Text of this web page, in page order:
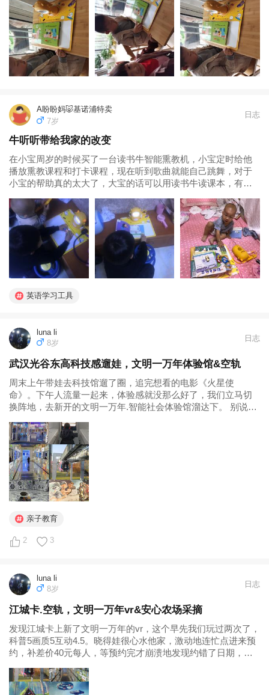
了 最新还出了数学功能，非常期待用牛听听来学习数学，七巧
板和简单计算，感觉请了好多好多家教，上了好多好多早教。
自从家里多了这么一只小牛，我感觉，省钱省力又高效，大人
小孩都高兴。...
A盼盼妈🐷基诺浦特卖
7岁
日志
牛听听带给我家的改变
在小宝周岁的时候买了一台读书牛智能熏教机，小宝定时给他
播放熏教课程和打卡课程，现在听到歌曲就能自己跳舞，对于
小宝的帮助真的太大了，大宝的话可以用读书牛读课本，有什
的家庭强烈推荐买一只读书牛，上次抽奖t收到了读书牛伴读桌
垫、弥鹿四阶拼图、彩虹色的...
英语学习工具
luna li
8岁
日志
武汉光谷东高科技感遛娃，文明一万年体验馆&空轨
周末上午带娃去科技馆遛了圈，追完想看的电影《火星使
命》。下午人流量一起来，体验感就没那么好了，我们立马切
换阵地，去新开的文明一万年.智能社会体验馆溜达下。 别说，
参观了下，看完大房间里环绕重复播放的前情概要，接着前往
重头戏vr区域。 我们寄存好...
亲子教育
2 3
luna li
8岁
日志
江城卡.空轨，文明一万年vr&安心农场采摘
发现江城卡上新了文明一万年的vr，这个早先我们玩过两次了，
科普5画质5互动4.5。晓得娃很心水他家，激动地连忙点进来预
约，补差价40元每人，等预约完才崩溃地发现约错了日期，本
法取消重约。第二天硬着头皮接娃放学后速度骑往文明一万年
智能社会体验馆...